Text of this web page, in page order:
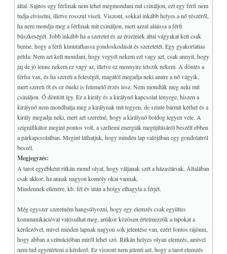
által. Sajnos egy férfinak nem lehet megmondani mit csináljon, ezt egy férfi nem
tudja elviselni, illetve rosszul viseli. Viszont, sokkal inkább helyes a nő részéről,
ha nem mondja meg a férfinak mit csináljon, mert azzal aláássa a férfi
büszkeségét. Jobb inkább ha a szeretet és az érzelmek által vágyakat kelt csak
benne, hogy a férfi kimutathassa gondoskodását és szeretetét. Egy gyakorlatias
példa: Nem azt kell mondani, hogy vegyél nekem ezt vagy azt, csak annyit, hogy
jaj de jó lenne nekem ez vagy az, illetve ez mennyire tetszik nekem. A döntés a
férfin van, és ha szereti a feleségét, magától megadja neki amire a nő vágyik,
mert szereti őt és ez őneki is felemelő érzés lesz. Nem mondták meg neki mit
csináljon. Ő döntött így. Ez a király és a királynő kapcsolat lényege, hiszen a
királynő nem mondhatja meg a királynak mit tegyen, de szinte bármit kérhet és a
király megadja neki, mert azt szeretné, hogy a királynő boldog legyen vele. A
szignifikátor megint pontos volt, a szellemi energiák megújításáról beszélt ebben
a párkapcsolatban. Megint láthatjuk, hogy minden lap valójában egy gondolatról
beszél.
Megjegyzés:
A tarot egyébként ritkán mond olyat, hogy váljanak szét a házastársak. Általában
csak akkor, ha annak nagyon komoly okai vannak.
Mindennek ellenére, kb. fél év után a hölgy elhagyta a férjét.
Még egyszer szeretném hangsúlyozni, hogy egy elemzés csak együttes
kommunikációval valósulhat meg, amikor közösen értelmezzük a lapokat a
kérdezővel, mivel minden lapnak nagyon sok jelentése van, ezért fontos rájönni,
hogy abban a szituációban miről lehet szó. Ritkán helyes olyan elemzés, amivel
nem tud egyetérteni a kérdező. Ez viszont nem jelenti azt, hogy a tarot elemzés